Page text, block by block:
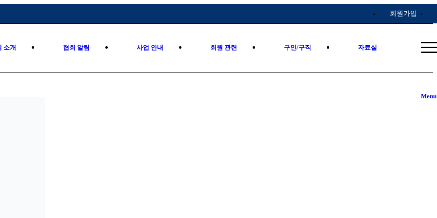
회원가입
소개 협회 알림 사업 안내 회원 관련 구인/구직 자료실
Menu